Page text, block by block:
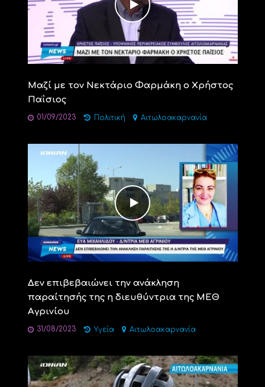
Mαζί με τον Νεκτάριο Φαρμάκη ο Xρήστος
Παΐσιος
01/09/2023 Πολιτική Αιτωλοακαρνανία
Δεν επιβεβαιώνει την ανάκληση
παραίτησής της η διευθύντρια της ΜΕΘ
Αγρινίου
31/08/2023 Υγεία Αιτωλοακαρνανία